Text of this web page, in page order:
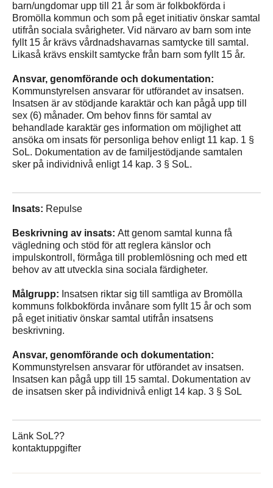
barn/ungdomar upp till 21 år som är folkbokförda i
Bromölla kommun och som på eget initiativ önskar samtal
utifrån sociala svårigheter. Vid närvaro av barn som inte
fyllt 15 år krävs vårdnadshavarnas samtycke till samtal.
Likaså krävs enskilt samtycke från barn som fyllt 15 år.
Ansvar, genomförande och dokumentation:
Kommunstyrelsen ansvarar för utförandet av insatsen.
Insatsen är av stödjande karaktär och kan pågå upp till
sex (6) månader. Om behov finns för samtal av
behandlade karaktär ges information om möjlighet att
ansöka om insats för personliga behov enligt 11 kap. 1 §
SoL. Dokumentation av de familjestödjande samtalen
sker på individnivå enligt 14 kap. 3 § SoL.
Insats: Repulse
Beskrivning av insats: Att genom samtal kunna få
vägledning och stöd för att reglera känslor och
impulskontroll, förmåga till problemlösning och med ett
behov av att utveckla sina sociala färdigheter.
Målgrupp: Insatsen riktar sig till samtliga av Bromölla
kommuns folkbokförda invånare som fyllt 15 år och som
på eget initiativ önskar samtal utifrån insatsens
beskrivning.
Ansvar, genomförande och dokumentation:
Kommunstyrelsen ansvarar för utförandet av insatsen.
Insatsen kan pågå upp till 15 samtal. Dokumentation av
de insatsen sker på individnivå enligt 14 kap. 3 § SoL
Länk SoL??
kontaktuppgifter